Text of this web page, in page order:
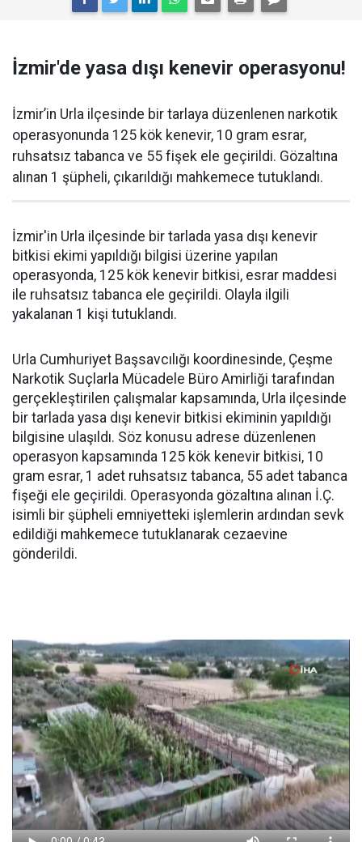
İzmir'de yasa dışı kenevir operasyonu!
İzmir’in Urla ilçesinde bir tarlaya düzenlenen narkotik
operasyonunda 125 kök kenevir, 10 gram esrar,
ruhsatsız tabanca ve 55 fişek ele geçirildi. Gözaltına
alınan 1 şüpheli, çıkarıldığı mahkemece tutuklandı.
İzmir'in Urla ilçesinde bir tarlada yasa dışı kenevir
bitkisi ekimi yapıldığı bilgisi üzerine yapılan
operasyonda, 125 kök kenevir bitkisi, esrar maddesi
ile ruhsatsız tabanca ele geçirildi. Olayla ilgili
yakalanan 1 kişi tutuklandı.
Urla Cumhuriyet Başsavcılığı koordinesinde, Çeşme
Narkotik Suçlarla Mücadele Büro Amirliği tarafından
gerçekleştirilen çalışmalar kapsamında, Urla ilçesinde
bir tarlada yasa dışı kenevir bitkisi ekiminin yapıldığı
bilgisine ulaşıldı. Söz konusu adrese düzenlenen
operasyon kapsamında 125 kök kenevir bitkisi, 10
gram esrar, 1 adet ruhsatsız tabanca, 55 adet tabanca
fişeği ele geçirildi. Operasyonda gözaltına alınan İ.Ç.
isimli bir şüpheli emniyetteki işlemlerin ardından sevk
edildiği mahkemece tutuklanarak cezaevine
gönderildi.